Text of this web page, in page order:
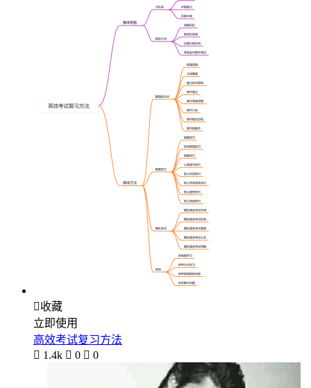
收藏
立即使用
高效考试复习方法
 1.4k  0  0